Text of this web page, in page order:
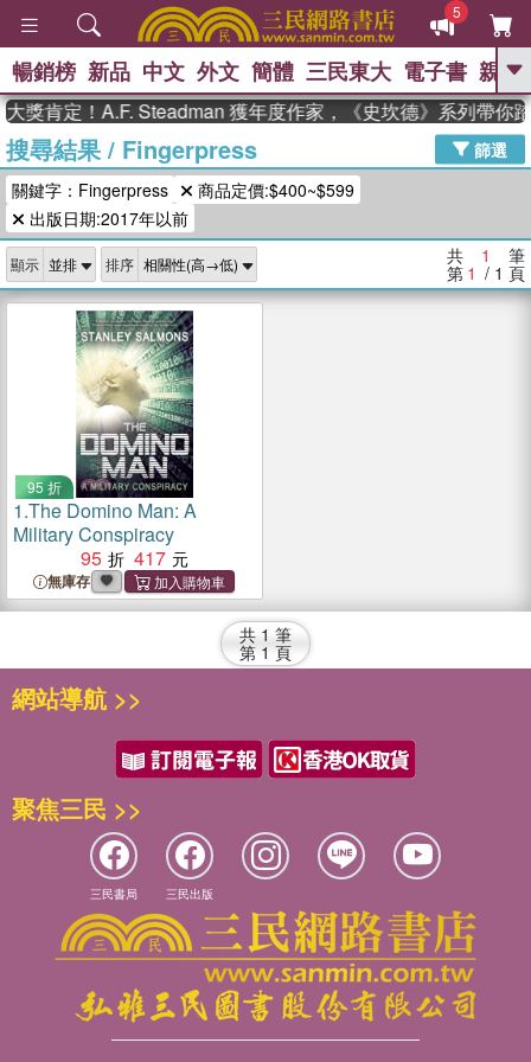
5
GO
熱搜： 高希均教授回憶錄
、 The Odyssey 、 父親節 、 如果歷
史是一群喵 、 暑期推薦
登輝時代 、 數學女孩：黎曼猜想 、
偉大的迷走神經
暢銷榜 新品 中文 外文 簡體 三民東大 電子書 親子
獎肯定！A.F. Steadman 獲年度作家，《史坎德》系列帶你
搜尋結果/ Fingerpress
篩選
關鍵字：Fingerpress
商品定價:$400~$599
出版日期:2017年以前
顯示 排序 共 1 筆
第 1 / 1 頁
95 折
1.The Domino Man: A
Military Conspiracy
95
417
無庫存
共 1 筆
第 1 頁
網站導航 >>
聚焦三民 >>
三民書局 三民出版